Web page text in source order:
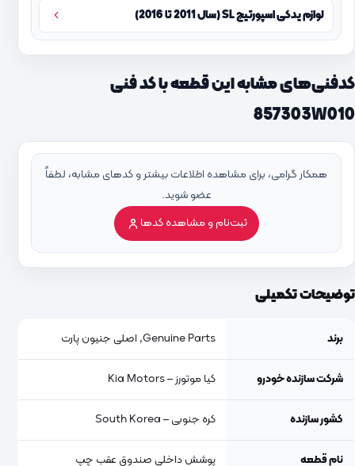
لوازم یدکی اسپورتیج SL (سال 2011 تا 2016)
کدفنی‌های مشابه این قطعه با کد فنی
857303W010
همکار گرامی، برای مشاهده اطلاعات بیشتر و کدهای مشابه، لطفاً
عضو شوید.
ثبت‌نام و مشاهده کدها
توضیحات تکمیلی
برند Genuine Parts, اصلی جنیون پارت
شرکت سازنده خودرو کیا موتورز – Kia Motors
کشور سازنده کره جنوبی – South Korea
نام قطعه پوشش داخلی صندوق عقب چپ